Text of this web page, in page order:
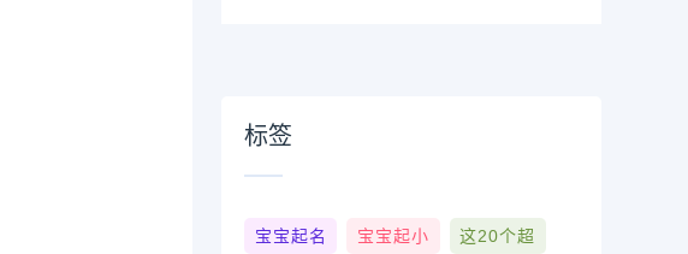
标签
宝宝起名 宝宝起小 这20个超